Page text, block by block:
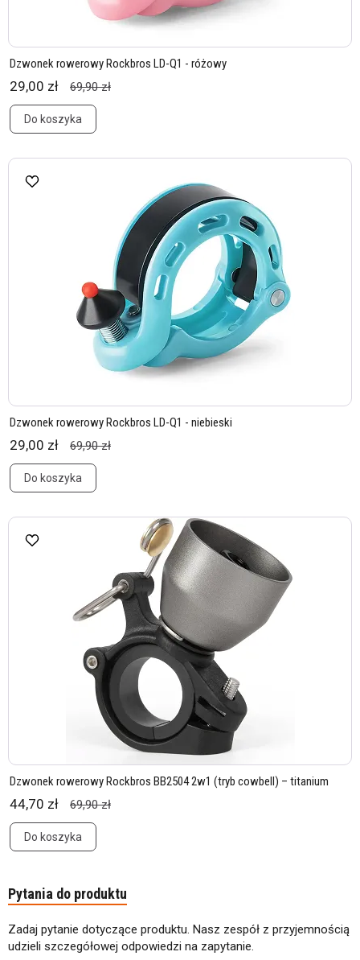
Dzwonek rowerowy Rockbros LD-Q1 - różowy
29,00 zł 69,90 zł
Do koszyka
Dzwonek rowerowy Rockbros LD-Q1 - niebieski
29,00 zł 69,90 zł
Do koszyka
Dzwonek rowerowy Rockbros BB2504 2w1 (tryb cowbell) – titanium
44,70 zł 69,90 zł
Do koszyka
Pytania do produktu
Zadaj pytanie dotyczące produktu. Nasz zespół z przyjemnością
udzieli szczegółowej odpowiedzi na zapytanie.